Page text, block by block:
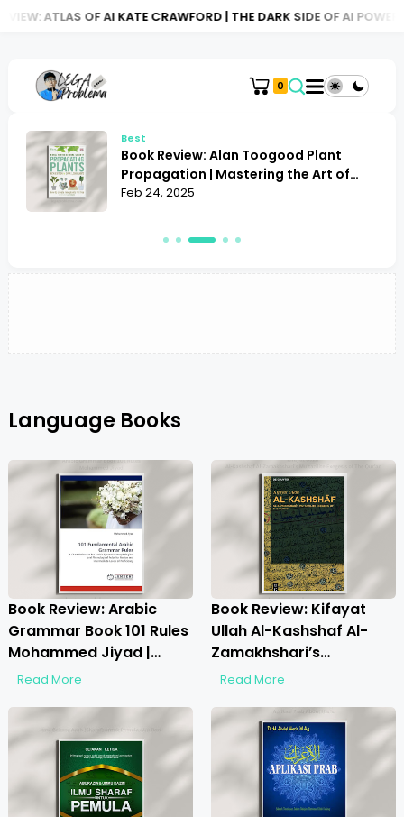
ATLAS OF AI KATE CRAWFORD | THE DARK SIDE OF AI POWER
0
Best
Book Review: Alan Toogood Plant
Propagation | Mastering the Art of
Growing
Feb 24, 2025
Language Books
Book Review: Arabic
Grammar Book 101 Rules
Mohammed Jiyad |
Unlocking Arabic
Read More
Book Review: Kifayat
Ullah Al-Kashshaf Al-
Zamakhshari’s
Mu’tazilite Exegesis of
Rationalist Insights
Read More